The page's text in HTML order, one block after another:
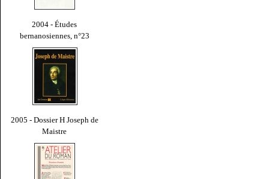
2004 - Études
bernanosiennes, n°23
2005 - Dossier H Joseph de
Maistre